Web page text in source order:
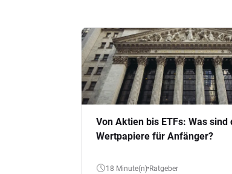
Von Aktien bis ETFs: Was sind
Wertpapiere für Anfänger?
18 Minute(n) Ratgeber